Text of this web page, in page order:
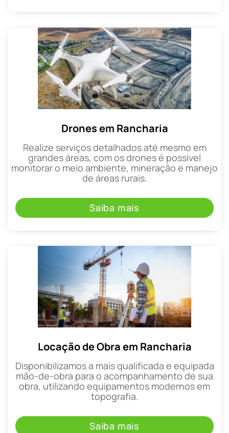
Drones em Rancharia
Realize serviços detalhados até mesmo em
grandes áreas, com os drones é possível
monitorar o meio ambiente, mineração e manejo
de áreas rurais.
Saiba mais
Locação de Obra em Rancharia
Disponibilizamos a mais qualificada e equipada
mão-de-obra para o acompanhamento de sua
obra, utilizando equipamentos modernos em
topografia.
Saiba mais